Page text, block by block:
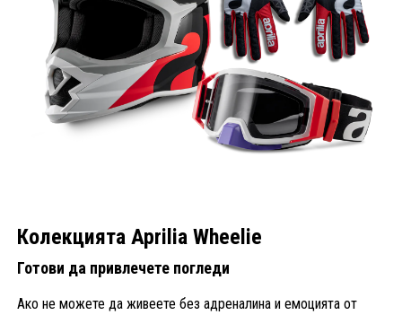
Колекцията Aprilia Wheelie
Готови да привлечете погледи
Ако не можете да живеете без адреналина и емоцията от